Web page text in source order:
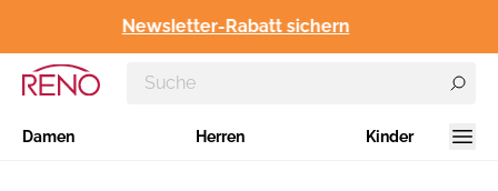
Newsletter-Rabatt sichern
Damen Herren Kinder